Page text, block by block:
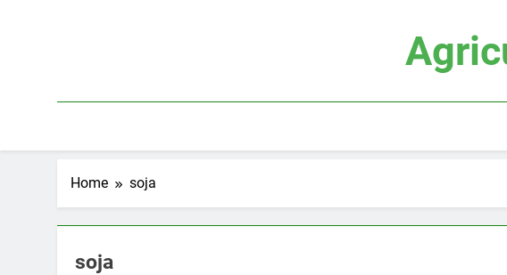
Home soja
soja